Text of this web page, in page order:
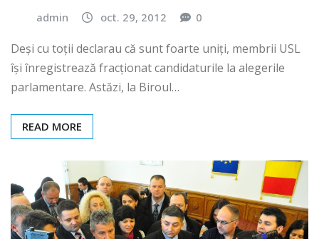
admin oct. 29, 2012 0
Deși cu toții declarau că sunt foarte uniți, membrii USL
își înregistrează fracționat candidaturile la alegerile
parlamentare. Astăzi, la Biroul…
READ MORE